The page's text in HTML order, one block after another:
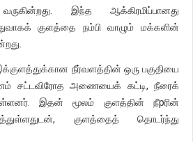
வருகின்றது. இந்த ஆக்கிரமிப்பானது
குளத்தை நம்பி வாழும் மக்களின்
நீர்வளத்தின் ஒரு பகுதியை
சட்டவிரோத அணையைக் கட்டி, நீரைக்
இதன் மூலம் குளத்தின் நீpரின்
குளத்தைத் தொடர்ந்து